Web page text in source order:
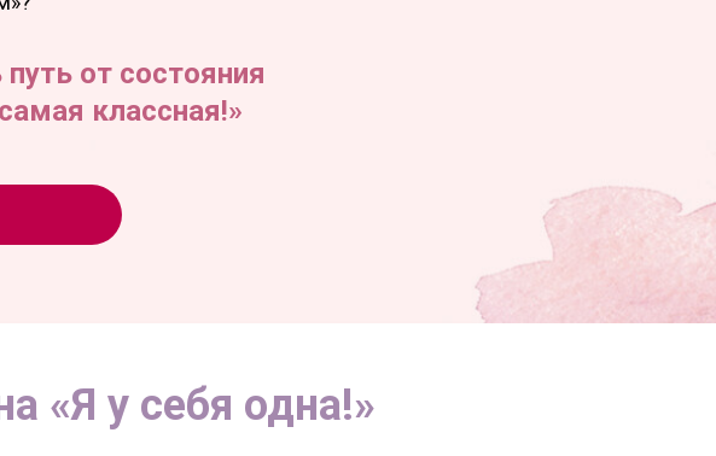
от состояния
классная!»
«Я у себя одна!»